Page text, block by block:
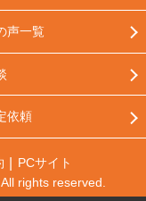
声一覧
依頼
PCサイト
rights reserved.